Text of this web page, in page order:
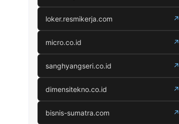
loker.resmikerja.com ↗
micro.co.id ↗
sanghyangseri.co.id ↗
dimensitekno.co.id ↗
bisnis-sumatra.com ↗